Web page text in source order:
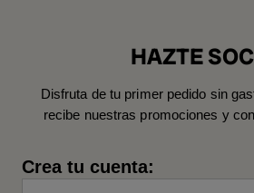
HAZTE
Disfruta de tu primer pedido sin
recibe nuestras promociones y
Crea tu cuenta: